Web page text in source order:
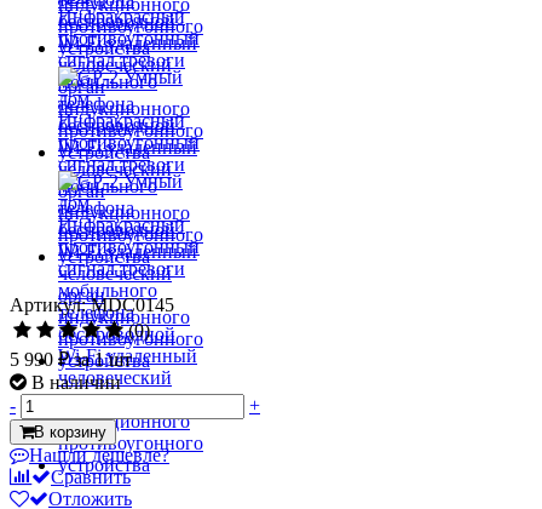
Артикул: MDC0145
(0)
5 990 ₽за 1 шт
В наличии
-
+
В корзину
Нашли дешевле?
Сравнить
Отложить